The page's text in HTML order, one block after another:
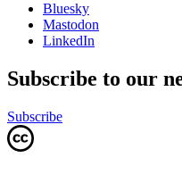
Bluesky
Mastodon
LinkedIn
Subscribe to our
Subscribe